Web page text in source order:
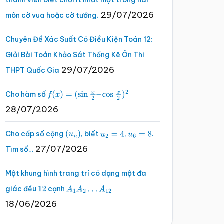
môn cờ vua hoặc cờ tướng. 29/07/2026
Chuyên Đề Xác Suất Có Điều Kiện Toán 12:
Giải Bài Toán Khảo Sát Thống Kê Ôn Thi
THPT Quốc Gia 29/07/2026
Cho hàm số f(x)=(sinx2 –cosx2 )2
28/07/2026
Cho cấp số cộng (un), biếtu2 =4 , u6 =8
.
Tìm số… 27/07/2026
Một khung hình trang trí có dạng một đa
giác đều 12 cạnh A1A2…A 12
18/06/2026